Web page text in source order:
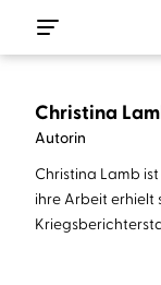
Christina
Autorin
Christina Lamb
ihre Arbeit erhielt